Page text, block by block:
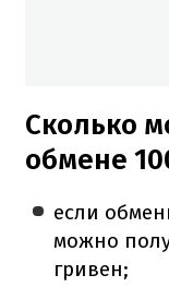
Сколько
обмене
если
можно
гривен;